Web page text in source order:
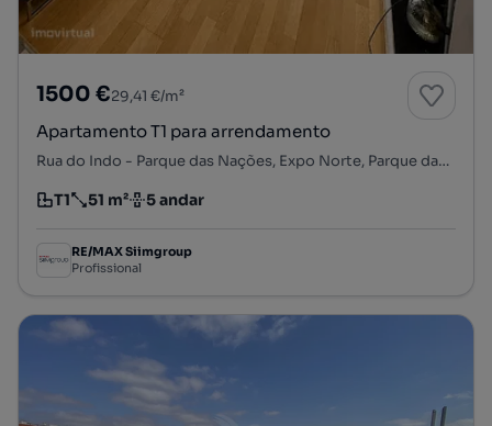
1500 €29,41 €/m²
Apartamento T1 para arrendamento
Rua do Indo - Parque das Nações, Expo Norte, Parque das Nações, Lisboa, Lisboa
Tipologia
T1
Preço por metro quadrado
51 m²
Andar 5 andar
RE/MAX Siimgroup
Profissional